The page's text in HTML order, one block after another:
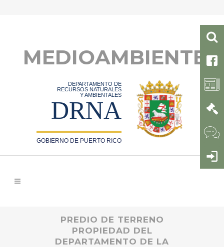
MEDIOAMBIENTE
DEPARTAMENTO DE
RECURSOS NATURALES
Y AMBIENTALES
DRNA
GOBIERNO DE PUERTO RICO
PREDIO DE TERRENO
PROPIEDAD DEL
DEPARTAMENTO DE LA